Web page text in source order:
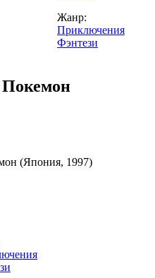
Жанр:
Приключения
Фэнтези
Покемон